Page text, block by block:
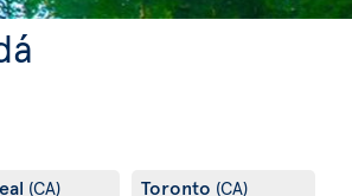
(CA) Toronto (CA)